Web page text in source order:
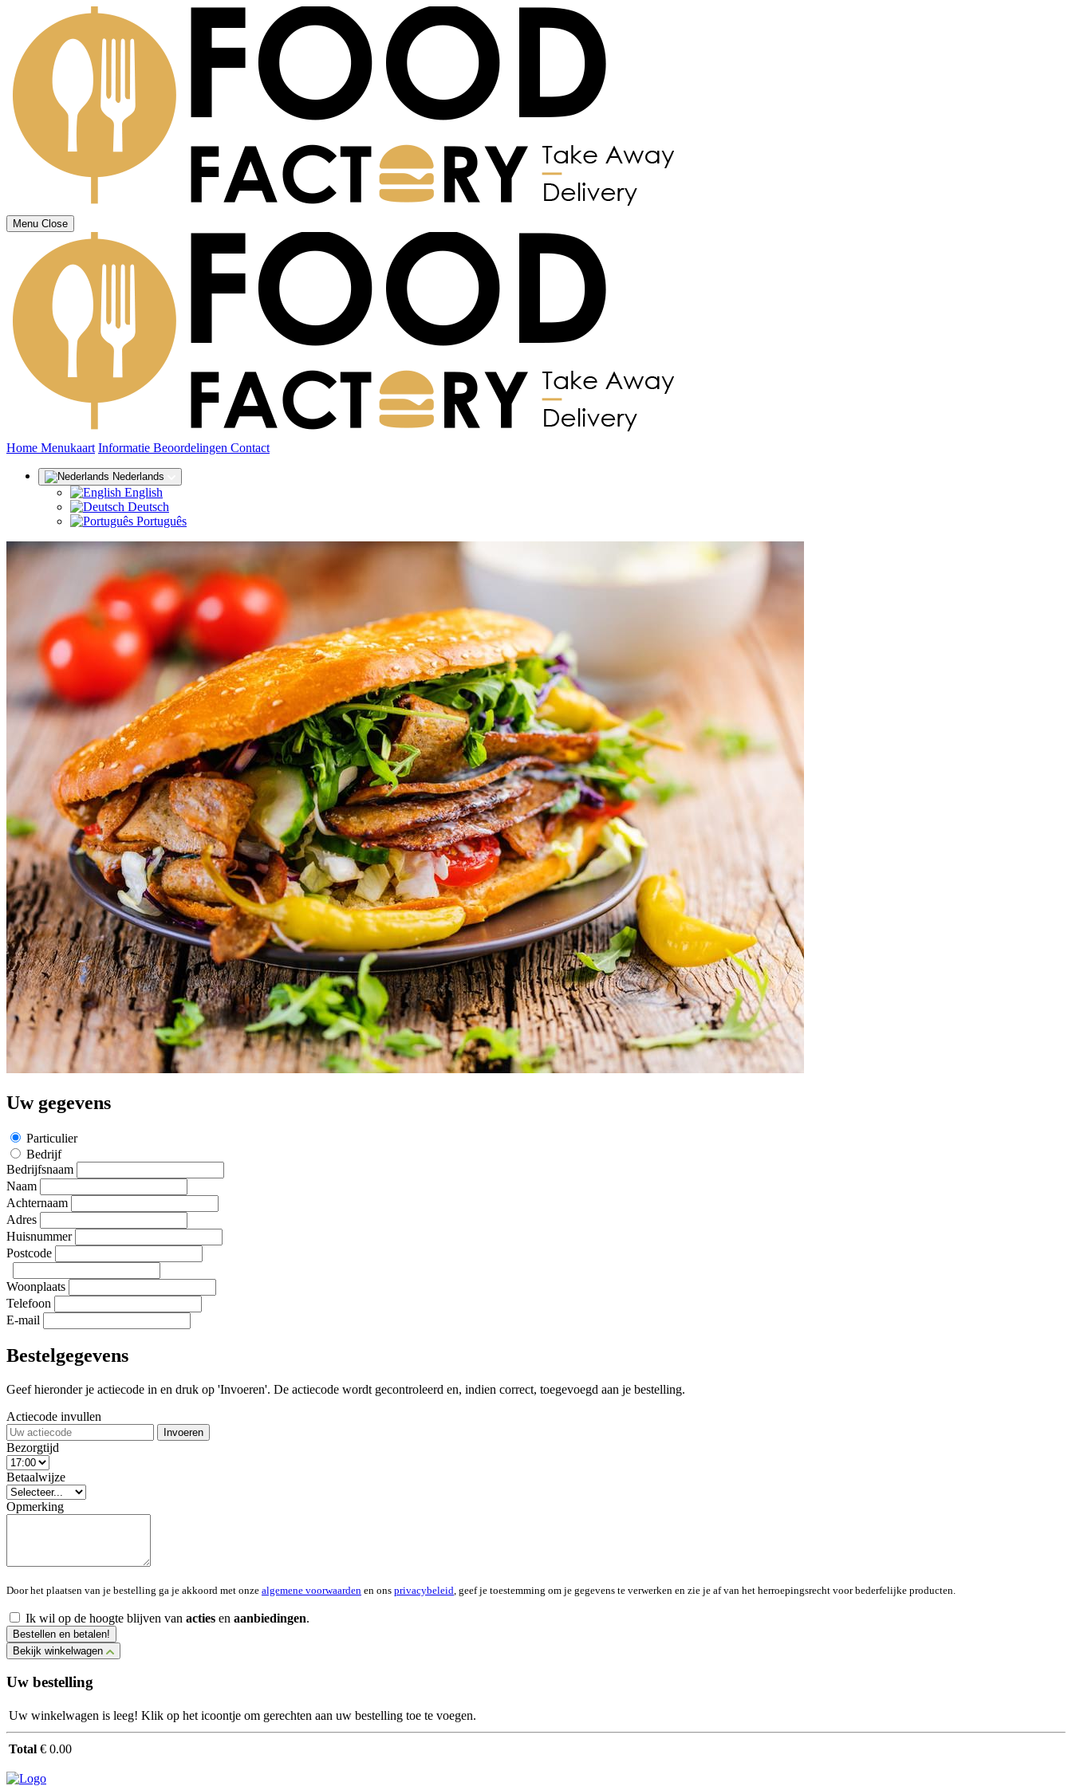
Menu Close
Home (huidige)
Menukaart Informatie Beoordelingen Contact
Nederlands
English
Deutsch
Português
Uw gegevens
Particulier
Bedrijf
Bedrijfsnaam
Naam
Achternaam
Adres
Huisnummer
Postcode
Woonplaats
Telefoon
E-mail
Bestelgegevens
Geef hieronder je actiecode in en druk op 'Invoeren'. De actiecode wordt gecontroleerd en, indien correct, toegevoegd aan je bestelling.
Actiecode invullen
Invoeren
Bezorgtijd
Betaalwijze
Opmerking
Door het plaatsen van je bestelling ga je akkoord met onze algemene voorwaarden en ons privacybeleid , geef je toestemming om je gegevens te verwerken en zie je af van het herroepingsrecht voor bederfelijke producten.
Ik wil op de hoogte blijven van acties en aanbiedingen.
Bestellen en betalen!
Bekijk winkelwagen
Uw bestelling
Uw winkelwagen is leeg! Klik op het icoontje om gerechten aan uw bestelling toe te voegen.
Total € 0.00